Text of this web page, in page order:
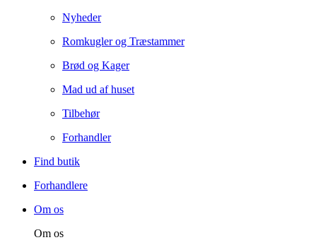
Nyheder
Romkugler og Træstammer
Brød og Kager
Mad ud af huset
Tilbehør
Forhandler
Find butik
Forhandlere
Om os
Om os